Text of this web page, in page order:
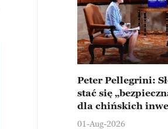
Peter Pellegrini:
stać się
dla chińskich
Europejskiej
01-Aug-2026